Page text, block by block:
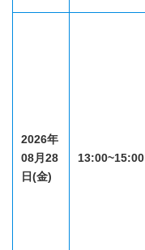
2026年
08月28
日(金)
13:00~15:00